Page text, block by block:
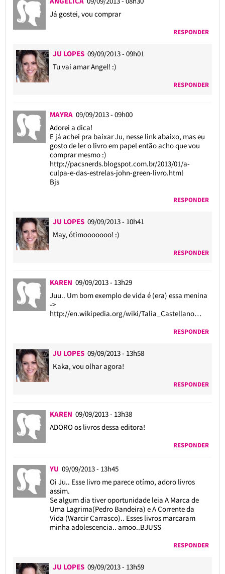
Já gostei, vou comprar
RESPONDER
JU LOPES 09/09/2013 - 09h01
Tu vai amar Angel! :)
RESPONDER
MAYRA 09/09/2013 - 09h00
Adorei a dica!
E já achei pra baixar Ju, nesse link abaixo, mas eu
gosto de ler o livro em papel então acho que vou
comprar mesmo :)
http://pacsnerds.blogspot.com.br/2013/01/a-
culpa-e-das-estrelas-john-green-livro.html
Bjs
RESPONDER
JU LOPES 09/09/2013 - 10h41
May, ótimooooooo! :)
RESPONDER
KAREN 09/09/2013 - 13h29
Juu.. Um bom exemplo de vida é (era) essa menina
->
http://en.wikipedia.org/wiki/Talia_Castellano…
RESPONDER
JU LOPES 09/09/2013 - 13h58
Kaka, vou olhar agora!
RESPONDER
KAREN 09/09/2013 - 13h38
ADORO os livros dessa editora!
RESPONDER
YU 09/09/2013 - 13h45
Oi Ju.. Esse livro me parece otímo, adoro livros
assim.
Se algum dia tiver oportunidade leia A Marca de
Uma Lagrima(Pedro Bandeira) e A Corrente da
Vida (Warcir Carrasco).. Esses livros marcaram
minha adolescencia.. amoo..BJUSS
RESPONDER
JU LOPES 09/09/2013 - 13h59